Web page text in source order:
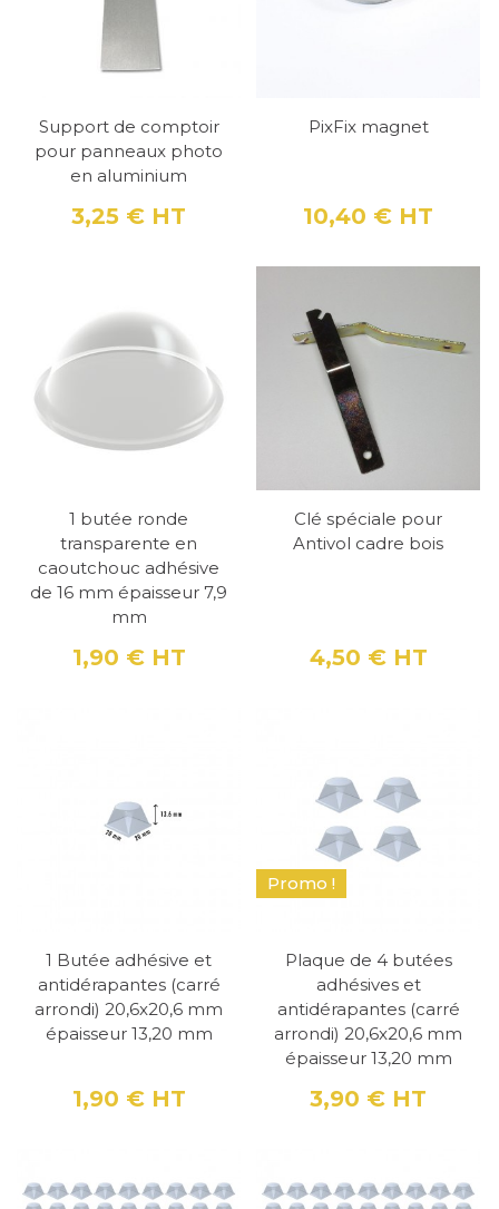
Support de comptoir
pour panneaux photo
en aluminium
Prix
3,25 € HT
PixFix magnet
Prix
10,40 € HT
1 butée ronde
transparente en
caoutchouc adhésive
de 16 mm épaisseur 7,9
mm
Prix
1,90 € HT
Clé spéciale pour
Antivol cadre bois
Prix
4,50 € HT
1 Butée adhésive et
antidérapantes (carré
arrondi) 20,6x20,6 mm
épaisseur 13,20 mm
Prix
1,90 € HT
Promo !
Plaque de 4 butées
adhésives et
antidérapantes (carré
arrondi) 20,6x20,6 mm
épaisseur 13,20 mm
Prix
3,90 € HT